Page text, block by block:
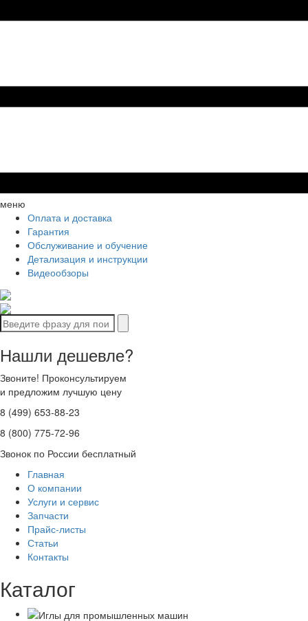
меню
Оплата и доставка
Гарантия
Обслуживание и обучение
Детализация и инструкции
Видеообзоры
Нашли дешевле?
Звоните! Проконсультируем
и предложим лучшую цену
8 (499) 653-88-23
8 (800) 775-72-96
Звонок по России бесплатный
Главная
О компании
Услуги и сервис
Запчасти
Прайс-листы
Статьи
Контакты
Каталог